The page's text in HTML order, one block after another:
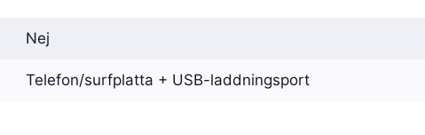
Nej
Telefon/surfplatta + USB-laddningsport